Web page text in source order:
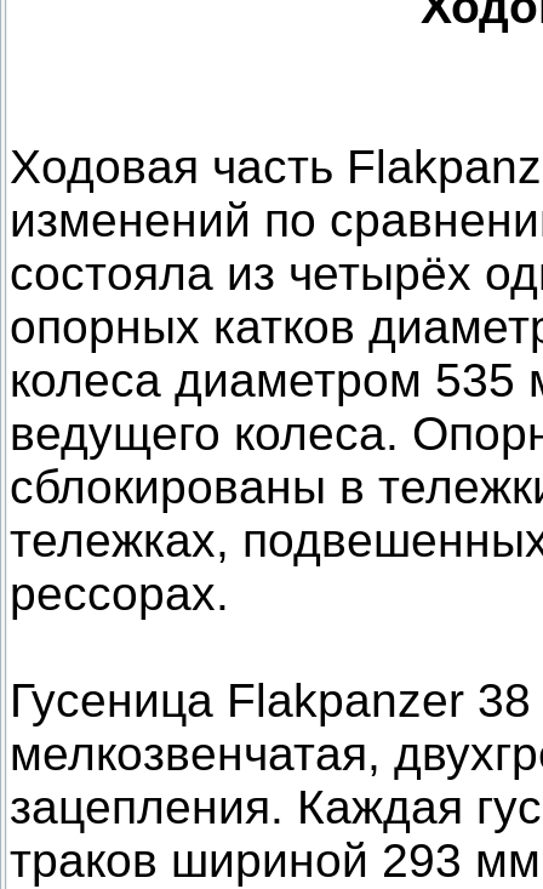
Ходовая часть
изменений по
состояла из четырёх
опорных катков
колеса диаметром 535
ведущего колеса.
сблокированы в
тележках,
рессорах.
Гусеница Flakpanzer
мелкозвенчатая,
зацепления. Каждая
траков шириной 293